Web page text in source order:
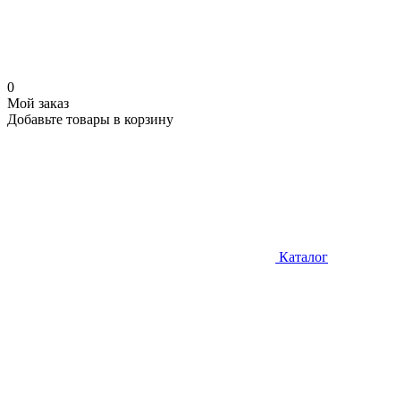
0
Мой заказ
Добавьте товары в корзину
Каталог